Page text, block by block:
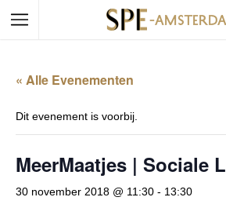
« Alle Evenementen
Dit evenement is voorbij.
MeerMaatjes | Sociale
30 november 2018 @ 11:30 - 13:30